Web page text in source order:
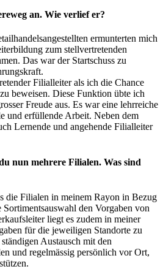
an. Wie verlief er?
ermunterten mich
zum stellvertretenden
Das war der Startschuss zu
Filialleiter als ich die Chance
beweisen. Diese Funktion übte ich
Freude aus. Es war eine lehrreiche
und erfüllende Arbeit. Neben dem
Lernende und angehende Filialleiter
nun mehrere Filialen. Was sind
die Filialen in meinem Rayon in Bezug
den Vorgaben von
liegt es zudem in meiner
für die jeweiligen Standorte zu
Austausch mit den
und regelmässig persönlich vor Ort,